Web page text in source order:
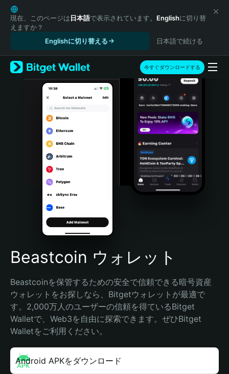
English
日本語
Tiếng Việt
Español (Latinoamérica)
Türkçe
Italiano
Português (Portugal)
Bahasa Indonesia
Português (Brasil)
Español (Argentina)
現在、このページは日本語で表示されています。 Englishに切り替
えますか？
Englishに切り替える
日本語で続ける
今すぐダウンロードする
Beastcoin ウォレット
Beastcoinを保管するための安全で信頼できる暗号資産
ウォレットをお探しなら、Bitgetウォレットが最適で
す。2,000万人のユーザーの信頼を得ているBitget
Walletで、Web3を自由に探索できます。ぜひBitget
Walletをご利用ください。
Android APKをダウンロード